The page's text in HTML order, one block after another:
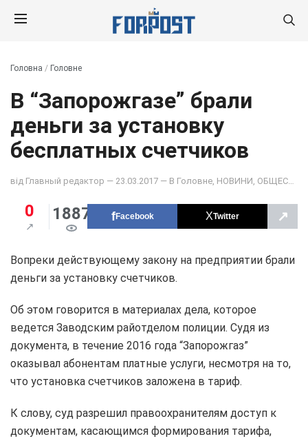
Головна / Головне
В “Запорожгазе” брали
деньги за установку
бесплатных счетчиков
від Главный редактор — 23.03.2017 — В Головне НОВИНИ ОБЩЕСТВО
0 1887 Facebook Twitter ↗
Вопреки действующему закону на предприятии брали
деньги за установку счетчиков.
Об этом говорится в материалах дела, которое
ведется Заводским райотделом полиции. Судя из
документа, в течение 2016 года “Запорожгаз”
оказывал абонентам платные услуги, несмотря на то,
что установка счетчиков заложена в тариф.
К слову, суд разрешил правоохранителям доступ к
документам, касающимся формирования тарифа,